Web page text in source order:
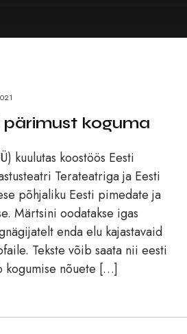
koguma
kuulutas koostöös Eesti
Terateatriga ja Eesti
põhjaliku Eesti pimedate ja
Märtsini oodatakse igas
enda elu kajastavaid
Tekste võib saata nii eesti
kogumise nõuete […]